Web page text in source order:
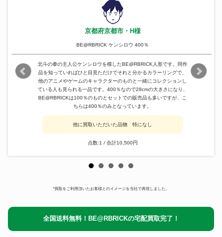
京都府京都市・H様
BE@RBRICK ケンシロウ 400％
北斗の拳の主人公ケンシロウを模したBE@RBRICK人形です。同作
品を知っていればひと目見ただけでそれと分かるカラーリングで、
他のアニメやゲームのキャラクターのものと一緒にコレクションし
ている人も見られる一品です。400％なので28cmの大きさになり、
BE@RBRICKは100％のものとセットでの販売品も多いですが、こ
ちらは400％のみとなっています。
他に買取いただいた品物 特になし
点数:1 / 合計10,500円
*買取をご利用頂いたお客様とのイメージを当社で再現しました。
全国送料無料！BE@RBRICKの宅配買取完了！